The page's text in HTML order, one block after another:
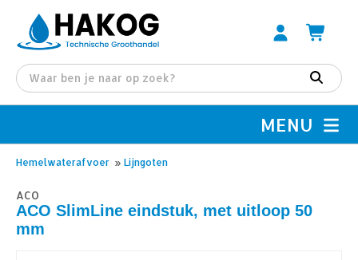
MENU
Hemelwaterafvoer » Lijngoten
ACO
ACO SlimLine eindstuk, met uitloop 50
mm